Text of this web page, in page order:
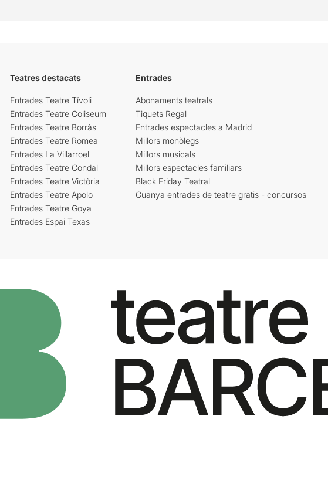
Teatres destacats
Entrades Teatre Tívoli
Entrades Teatre Coliseum
Entrades Teatre Borràs
Entrades Teatre Romea
Entrades La Villarroel
Entrades Teatre Condal
Entrades Teatre Victòria
Entrades Teatre Apolo
Entrades Teatre Goya
Entrades Espai Texas
Entrades
Abonaments teatrals
Tiquets Regal
Entrades espectacles a Madrid
Millors monòlegs
Millors musicals
Millors espectacles familiars
Black Friday Teatral
Guanya entrades de teatre gratis - concursos